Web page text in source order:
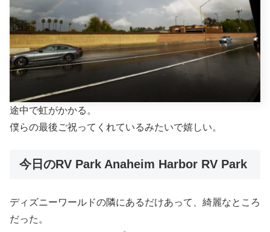
途中で虹がかかる。
僕らの最後ご祝ってくれているみたいで嬉しい。
今日のRV Park Anaheim Harbor RV Park
ディズニーワールドの隣にあるだけあって、綺麗なところ
だった。